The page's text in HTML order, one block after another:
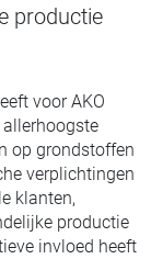
productie
voor AKO
op grondstoffen
verplichtingen
klanten,
productie
invloed heeft